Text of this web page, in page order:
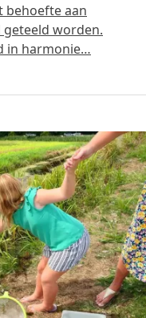
behoefte aan
worden.
in harmonie…